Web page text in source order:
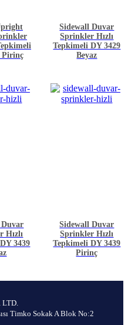
Pirinç
Sidewall Duvar
Sprinkler Hızlı
Tepkimeli DY 3429
Beyaz
Duvar
Hızlı
3439
Sidewall Duvar
Sprinkler Hızlı
Tepkimeli DY 3439
Pirinç
LTD.
Timko Sokak A Blok No:2